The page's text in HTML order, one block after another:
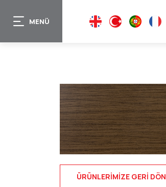
içeriğe
atla
MENÜ EN TR PT
ÜRÜNLERIMIZE GERI DÖN